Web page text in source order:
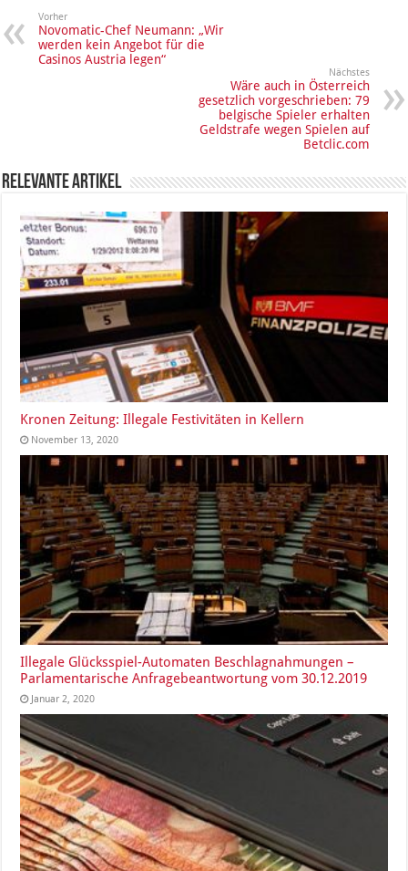
Vorher
Novomatic-Chef Neumann: „Wir
werden kein Angebot für die
Casinos Austria legen“
Nächstes
Wäre auch in Österreich
gesetzlich vorgeschrieben: 79
belgische Spieler erhalten
Geldstrafe wegen Spielen auf
Betclic.com
Relevante Artikel
Kronen Zeitung: Illegale Festivitäten in Kellern
November 13, 2020
Illegale Glücksspiel-Automaten Beschlagnahmungen –
Parlamentarische Anfragebeantwortung vom 30.12.2019
Januar 2, 2020